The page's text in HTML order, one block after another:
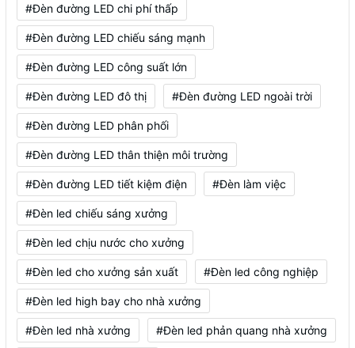
#Đèn đường LED chi phí thấp
#Đèn đường LED chiếu sáng mạnh
#Đèn đường LED công suất lớn
#Đèn đường LED đô thị #Đèn đường LED ngoài trời
#Đèn đường LED phân phối
#Đèn đường LED thân thiện môi trường
#Đèn đường LED tiết kiệm điện #Đèn làm việc
#Đèn led chiếu sáng xưởng
#Đèn led chịu nước cho xưởng
#Đèn led cho xưởng sản xuất #Đèn led công nghiệp
#Đèn led high bay cho nhà xưởng
#Đèn led nhà xưởng #Đèn led phản quang nhà xưởng